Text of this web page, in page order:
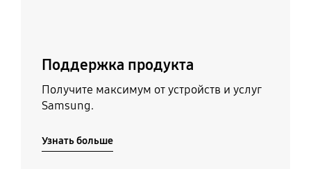
Поддержка продукта
Получите максимум от устройств и услуг
Samsung.
Узнать больше